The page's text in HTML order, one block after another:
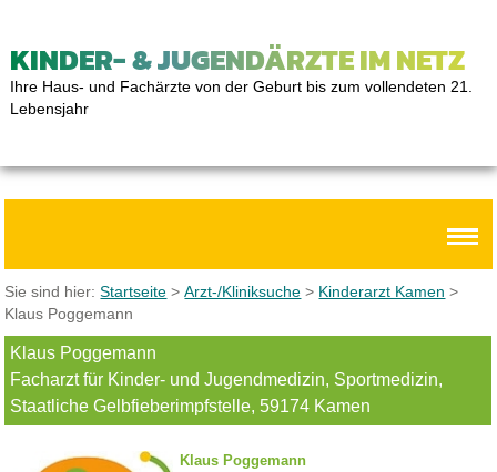
KINDER- & JUGENDÄRZTE IM NETZ
Ihre Haus- und Fachärzte von der Geburt bis zum vollendeten 21.
Lebensjahr
Sie sind hier:Startseite >Arzt-/Kliniksuche > Kinderarzt Kamen >
Klaus Poggemann
Klaus Poggemann
Facharzt für Kinder- und Jugendmedizin, Sportmedizin,
Staatliche Gelbfieberimpfstelle, 59174 Kamen
Klaus Poggemann